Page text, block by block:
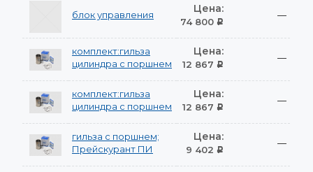
блок управления Цена:
74 800 Р
—
комплект:гильза
цилиндра с поршнем
Цена:
12 867 Р
—
комплект:гильза
цилиндра с поршнем
Цена:
12 867 Р
—
гильза с поршнем;
Прейскурант ПИ
Цена:
9 402 Р
—